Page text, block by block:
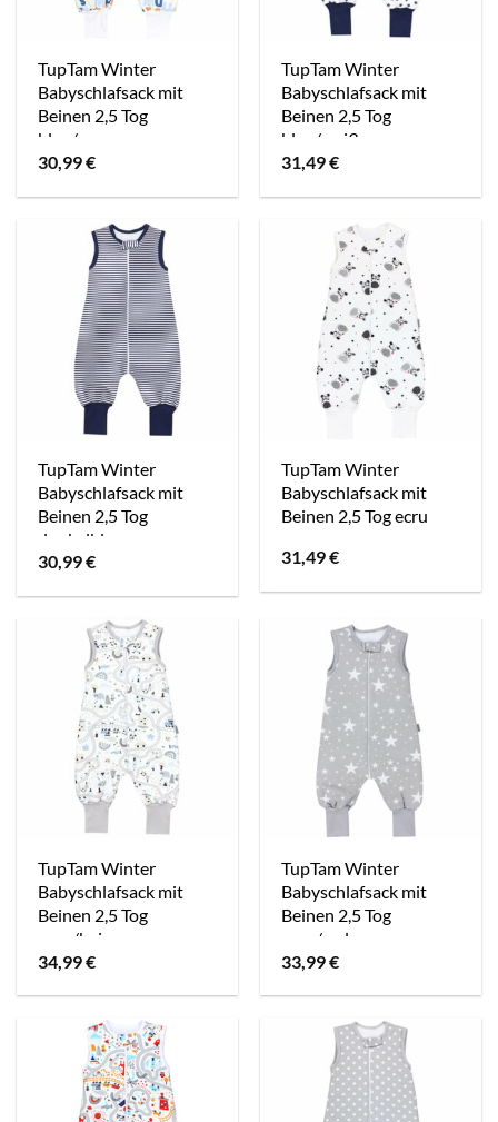
TupTam Winter
Babyschlafsack mit
Beinen 2,5 Tog
blau/orange
30,99€
TupTam Winter
Babyschlafsack mit
Beinen 2,5 Tog
blau/weiß
31,49€
TupTam Winter
Babyschlafsack mit
Beinen 2,5 Tog
dunkelblau
30,99€
TupTam Winter
Babyschlafsack mit
Beinen 2,5 Tog ecru
31,49€
TupTam Winter
Babyschlafsack mit
Beinen 2,5 Tog
grau/beige
34,99€
TupTam Winter
Babyschlafsack mit
Beinen 2,5 Tog
grau/melange
33,99€